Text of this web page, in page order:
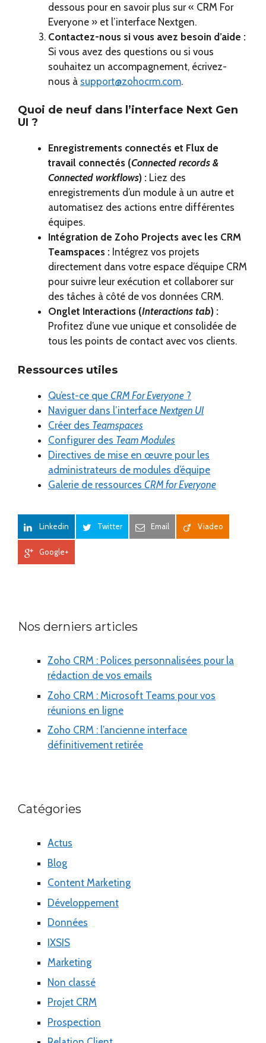
dessous pour en savoir plus sur « CRM For
Everyone » et l’interface Nextgen.
Contactez-nous si vous avez besoin d’aide :
Si vous avez des questions ou si vous
souhaitez un accompagnement, écrivez-
nous à support@zohocrm.com.
Quoi de neuf dans l’interface Next Gen
UI ?
Enregistrements connectés et Flux de
travail connectés (Connected records &
Connected workflows) : Liez des
enregistrements d’un module à un autre et
automatisez des actions entre différentes
équipes.
Intégration de Zoho Projects avec les CRM
Teamspaces : Intégrez vos projets
directement dans votre espace d’équipe CRM
pour suivre leur exécution et collaborer sur
des tâches à côté de vos données CRM.
Onglet Interactions (Interactions tab) :
Profitez d’une vue unique et consolidée de
tous les points de contact avec vos clients.
Ressources utiles
Qu’est-ce que CRM For Everyone ?
Naviguer dans l’interface Nextgen UI
Créer des Teamspaces
Configurer des Team Modules
Directives de mise en œuvre pour les
administrateurs de modules d’équipe
Galerie de ressources CRM for Everyone
Linkedin Twitter Email Viadeo
Google+
Nos derniers articles
Zoho CRM : Polices personnalisées pour la
rédaction de vos emails
Zoho CRM : Microsoft Teams pour vos
réunions en ligne
Zoho CRM : l’ancienne interface
définitivement retirée
Catégories
Actus
Blog
Content Marketing
Développement
Données
IXSIS
Marketing
Non classé
Projet CRM
Prospection